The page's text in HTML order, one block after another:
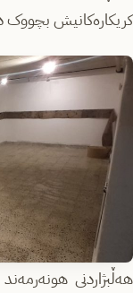
کریکارەکانیش بچووک
هەڵبژاردنی